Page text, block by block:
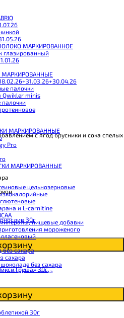
МОЛОКО МАРКИРОВАННОЕ
глазированный
МАРКИРОВАННЫЕ
18.02.26+31.03.26+30.04.26
палочки
Qwikler minis
палочки
МАРКИРОВАННЫЕ
Pro
МАРКИРОВАННЫЕ
цельнозерновые
и L-carnitine
пищевые добавки
мороженого
без сахара
сахара
шоколаде без сахара
без сахара
с белком
с ягод брусники и сока спелых
30г
Груша» 30г
30г